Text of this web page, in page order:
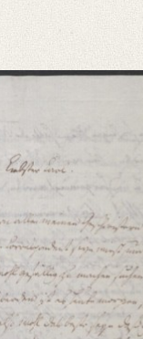
- Staats- und
1786
an Dich zuerst